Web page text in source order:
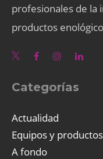
profesionales de la
productos
Categorías
Actualidad
Equipos y productos
A fondo